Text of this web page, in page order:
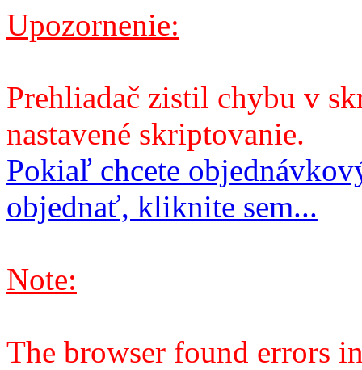
Upozornenie:
Prehliadač zistil chybu v
nastavené skriptovanie.
Pokiaľ chcete
objednať, kliknite sem...
Note:
The browser found errors